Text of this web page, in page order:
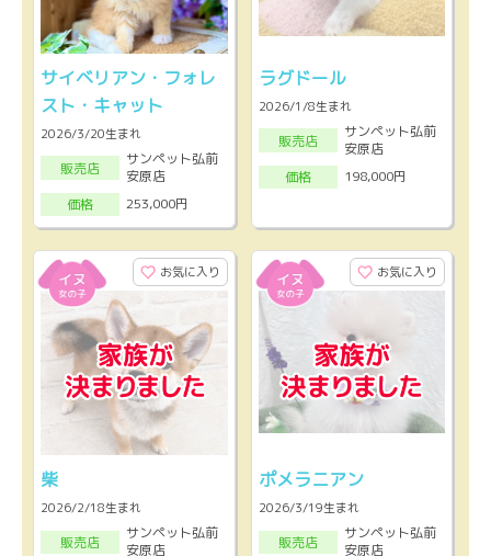
サイベリアン・フォレ
スト・キャット
2026/3/20生まれ
販売店
サンペット弘前
安原店
価格
253,000円
ラグドール
2026/1/8生まれ
販売店
サンペット弘前
安原店
価格
198,000円
お気に入り
柴
2026/2/18生まれ
販売店
サンペット弘前
安原店
お気に入り
ポメラニアン
2026/3/19生まれ
販売店
サンペット弘前
安原店